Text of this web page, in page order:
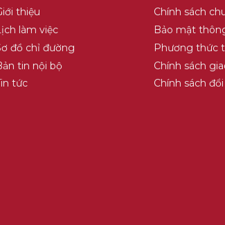
thiệu
làm việc
đồ chỉ đường
tin nội bộ
tức
Chính sách
Bảo mật
Phương thức
Chính sách
Chính sách